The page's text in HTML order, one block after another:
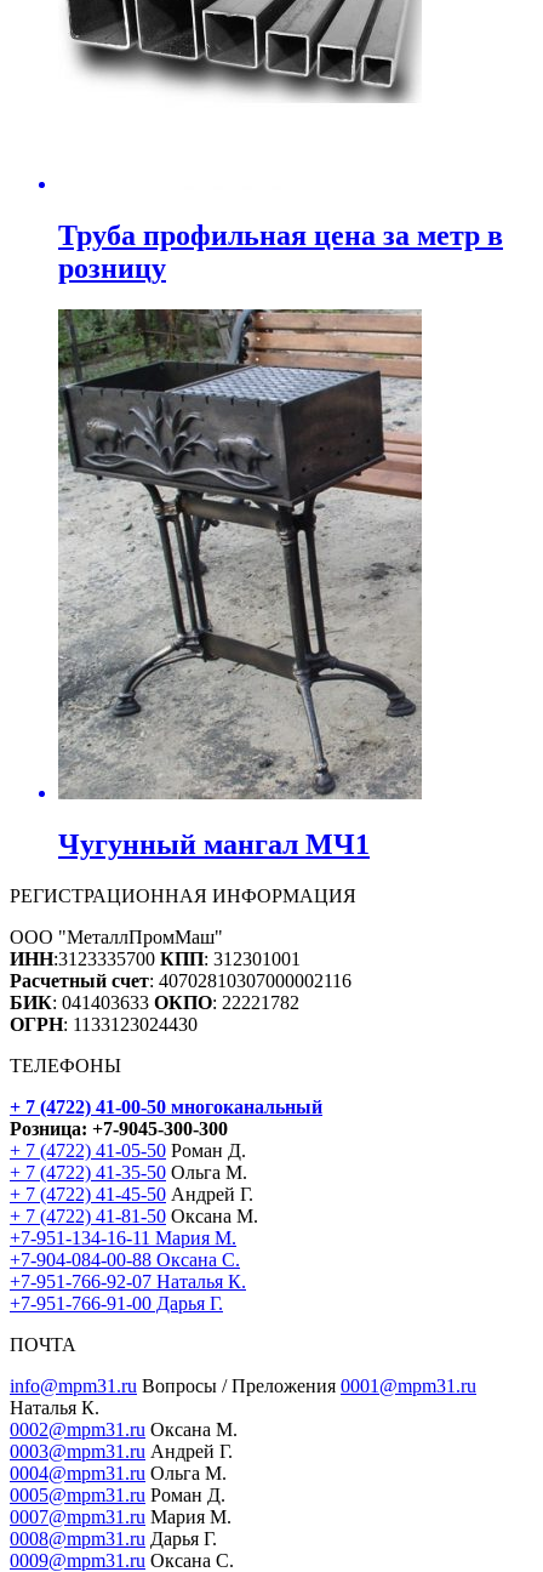
Труба профильная цена за метр в
розницу
Чугунный мангал МЧ1
РЕГИСТРАЦИОННАЯ ИНФОРМАЦИЯ
ООО "МеталлПромМаш"
ИНН:3123335700 КПП: 312301001
Расчетный счет: 40702810307000002116
БИК: 041403633 ОКПО: 22221782
ОГРН: 1133123024430
ТЕЛЕФОНЫ
+ 7 (4722) 41-00-50 многоканальный
Розница: +7-9045-300-300
+ 7 (4722) 41-05-50 Роман Д.
+ 7 (4722) 41-35-50 Ольга М.
+ 7 (4722) 41-45-50 Андрей Г.
+ 7 (4722) 41-81-50 Оксана М.
+7-951-134-16-11 Мария М.
+7-904-084-00-88 Оксана С.
+7-951-766-92-07 Наталья К.
+7-951-766-91-00 Дарья Г.
ПОЧТА
info@mpm31.ru Вопросы / Преложения 0001@mpm31.ru
Наталья К.
0002@mpm31.ru Оксана М.
0003@mpm31.ru Андрей Г.
0004@mpm31.ru Ольга М.
0005@mpm31.ru Роман Д.
0007@mpm31.ru Мария М.
0008@mpm31.ru Дарья Г.
0009@mpm31.ru Оксана С.